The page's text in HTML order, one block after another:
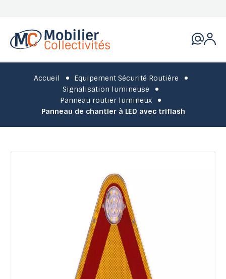
Accueil
Equipement Sécurité Routière
Signalisation lumineuse
Panneau routier lumineux
Panneau de chantier à LED avec triflash